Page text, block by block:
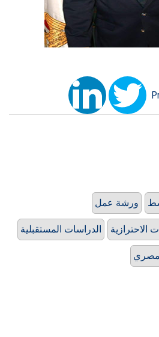
ورشة عمل
الدراسات المستقبلية الاحترازية